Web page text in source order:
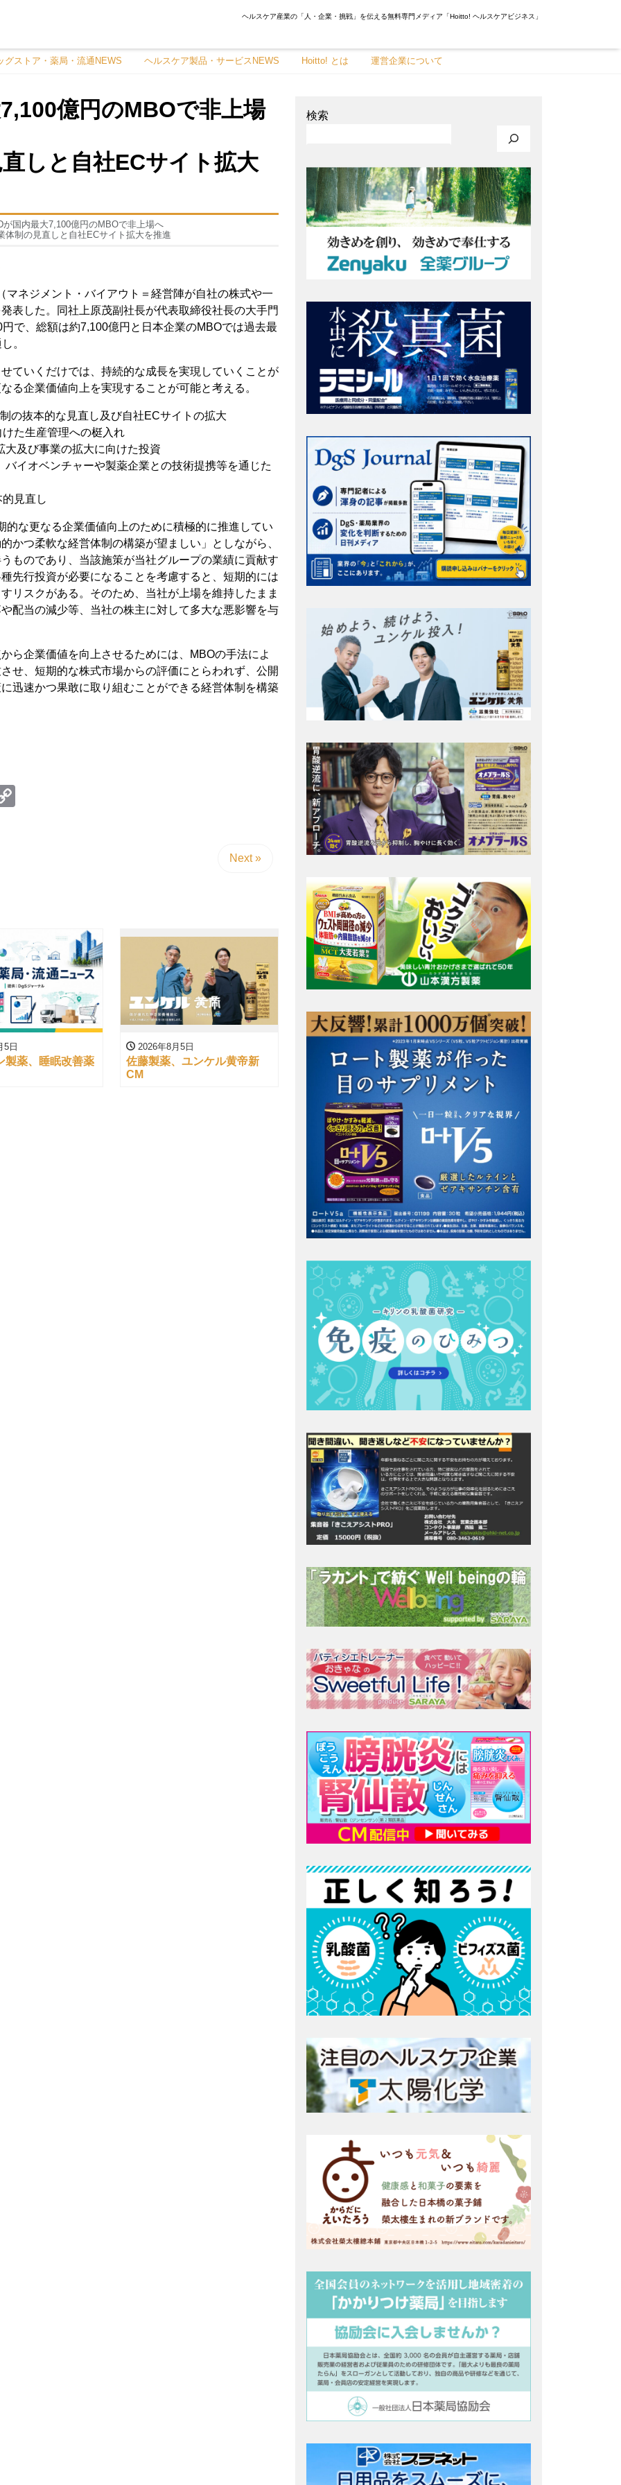
ヘルスケア産業の「人・企業・挑戦」を伝える無料専門メディア「Hoitto! ヘルスケアビジネス」
グストア・薬局・流通NEWS ヘルスケア製品・サービスNEWS Hoitto! とは 運営企業について
億円のMBOで非上場
しと自社ECサイト拡大
が国内最大7,100億円のMBOで非上場へ
体制の見直しと自社ECサイト拡大を推進
ネジメント・バイアウト＝経営陣が自社の株式や一
表した。同社上原茂副社長が代表取締役社長の大手門
で、総額は約7,100億円と日本企業のMBOでは過去最
。
ていくだけでは、持続的な成長を実現していくことが
る企業価値向上を実現することが可能と考える。
の抜本的な見直し及び自社ECサイトの拡大
た生産管理への梃入れ
及び事業の拡大に向けた投資
イオベンチャーや製薬企業との技術提携等を通じた
見直し
な更なる企業価値向上のために積極的に推進してい
かつ柔軟な経営体制の構築が望ましい」としながら、
ものであり、当該施策が当社グループの業績に貢献す
先行投資が必要になることを考慮すると、短期的には
リスクがある。そのため、当社が上場を維持したまま
配当の減少等、当社の株主に対して多大な悪影響を与
ら企業価値を向上させるためには、MBOの手法によ
せ、短期的な株式市場からの評価にとらわれず、公開
迅速かつ果敢に取り組むことができる経営体制を構築
Next »
5日
製薬、睡眠改善薬
2026年8月5日
佐藤製薬、ユンケル黄帝新
CM
検索